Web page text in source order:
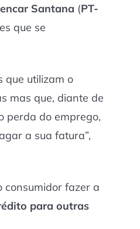
Santana (PT-
que se
que utilizam o
mas que, diante de
perda do emprego,
a sua fatura”,
consumidor fazer a
para outras